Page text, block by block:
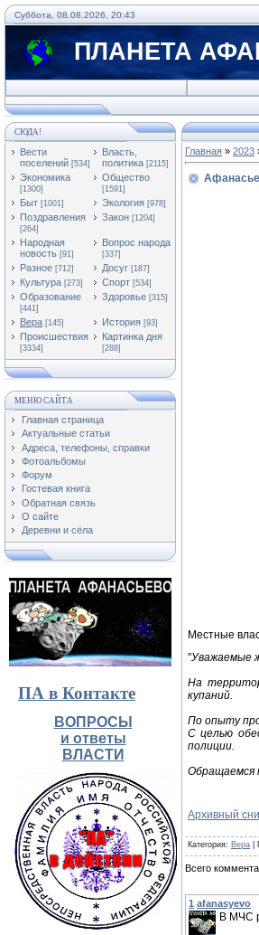
Суббота, 08.08.2026, 20:43
ПЛАНЕТА
СЮДА!
Вести
поселений [534]
Власть,
политика [2115]
Экономика
[1300]
Общество
[1591]
Быт [1001] Экология [978]
Поздравления
[264]
Закон [1204]
Народная
новость [91]
Вопрос народа
[337]
Разное [712] Досуг [187]
Культура [273] Спорт [534]
Образование
[441]
Здоровье [315]
Вера [145] История [93]
Происшествия
[3334]
Картинка дня
[288]
МЕНЮ САЙТА
Главная страница
Актуальные статьи
Адреса, телефоны, справки
Фотоальбомы
Форум
Гостевая книга
Обратная связь
О сайте
Деревни и сёла
ПА в Контакте
ВОПРОСЫ
и ответы
ВЛАСТИ
Главная » 2023
Местные
"Уважаемые
На
купаний.
По опыту
С целью
полиции.
Обращаемся
Архивный
Категория: Вера
Всего
1 afanasyevo
В МЧС